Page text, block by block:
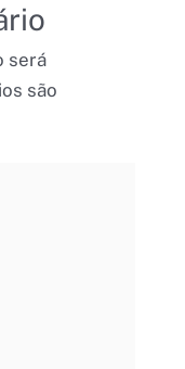
será
são